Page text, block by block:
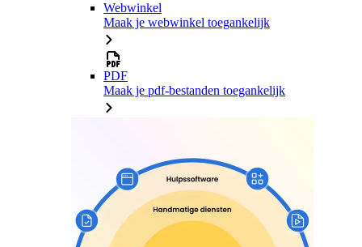
Webwinkel
Maak je webwinkel toegankelijk
PDF
Maak je pdf-bestanden toegankelijk